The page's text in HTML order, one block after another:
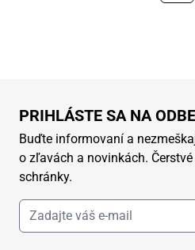
PRIHLÁSTE SA NA
Buďte informovaní a
o zľavách a novinkách.
schránky.